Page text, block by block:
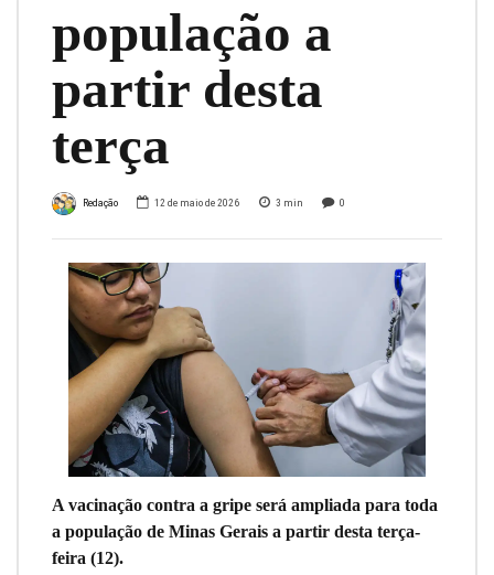
população a
partir desta
terça
Redação 12 de maio de 2026 3 min 0
A vacinação contra a gripe será ampliada para toda
a população de Minas Gerais a partir desta terça-
feira (12).